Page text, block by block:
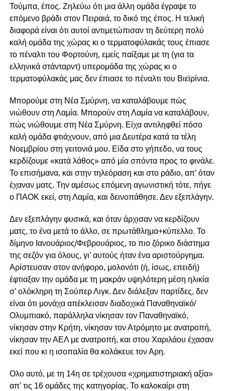
Τούμπα, έπος. Ζηλεύω ότι μια άλλη ομάδα έγραψε το
επόμενο βράδι στον Πειραιά, το δικό της έπος. Η τελική
διαφορά είναι ότι αυτοί αντιμετώπισαν τη δεύτερη πολύ
καλή ομάδα της χώρας κι ο τερματοφύλακάς τους έπιασε
το πέναλτι του Φορτούνη, εμείς παίξαμε με τη (για τα
ελληνικά στάνταρντ) υπερομάδα της χώρας κι ο
τερματοφύλακάς μας δεν έπιασε το πέναλτι του Βιεϊρίνια.
Μπορούμε στη Νέα Σμύρνη, να καταλάβουμε πώς
νιώθουν στη Λαμία. Μπορούν στη Λαμία να καταλάβουν,
πώς νιώθουμε στη Νέα Σμύρνη. Είχα αντιληφθεί πόσο
καλή ομάδα φτιάχνουν, από μια Δευτέρα κατά τα τέλη
Νοεμβρίου στη γειτονιά μου. Είδα στο γήπεδο, να τους
κερδίζουμε «κατά λάθος» από μία σπόντα προς το φινάλε.
Το επισήμανα, και στην τηλεόραση και στο ράδιο, απ’ όταν
έχαναν ματς. Την αμέσως επόμενη αγωνιστική τότε, πήγε
ο ΠΑΟΚ εκεί, στη Λαμία, και δεινοπάθησε. Δεν εξεπλάγην.
Δεν εξεπλάγην φυσικά, και όταν άρχισαν να κερδίζουν
ματς, το ένα μετά το άλλο, σε πρωτάθλημα+κύπελλο. Το
δίμηνο Ιανουάριος/Φεβρουάριος, το πιο ζόρικο διάστημα
της σεζόν για όλους, γι’ αυτούς ήταν ένα αριστούργημα.
Αρίστευσαν στον ανήφορο, μολονότι (ή, ίσως, επειδή)
έφτιαξαν την ομάδα με τη μακράν υψηλότερη μέση ηλικία
σ’ ολόκληρη τη Σούπερ Λιγκ. Δεν διάλεξαν παρτίδες, δεν
είναι ότι μονάχα απέκλεισαν διαδοχικά Παναθηναϊκό/
Ολυμπιακό, παράλληλα νίκησαν τον Παναθηναϊκό,
νίκησαν στην Κρήτη, νίκησαν τον Ατρόμητο με ανατροπή,
νίκησαν την ΑΕΛ με ανατροπή, και στου Χαριλάου έχασαν
εκεί που κι η ισοπαλία θα κολάκευε τον Αρη.
Ολο αυτό, με τη 14η σε τρέχουσα «χρηματιστηριακή αξία»
απ’ τις 16 ομάδες της κατηγορίας. Το καλοκαίρι στη